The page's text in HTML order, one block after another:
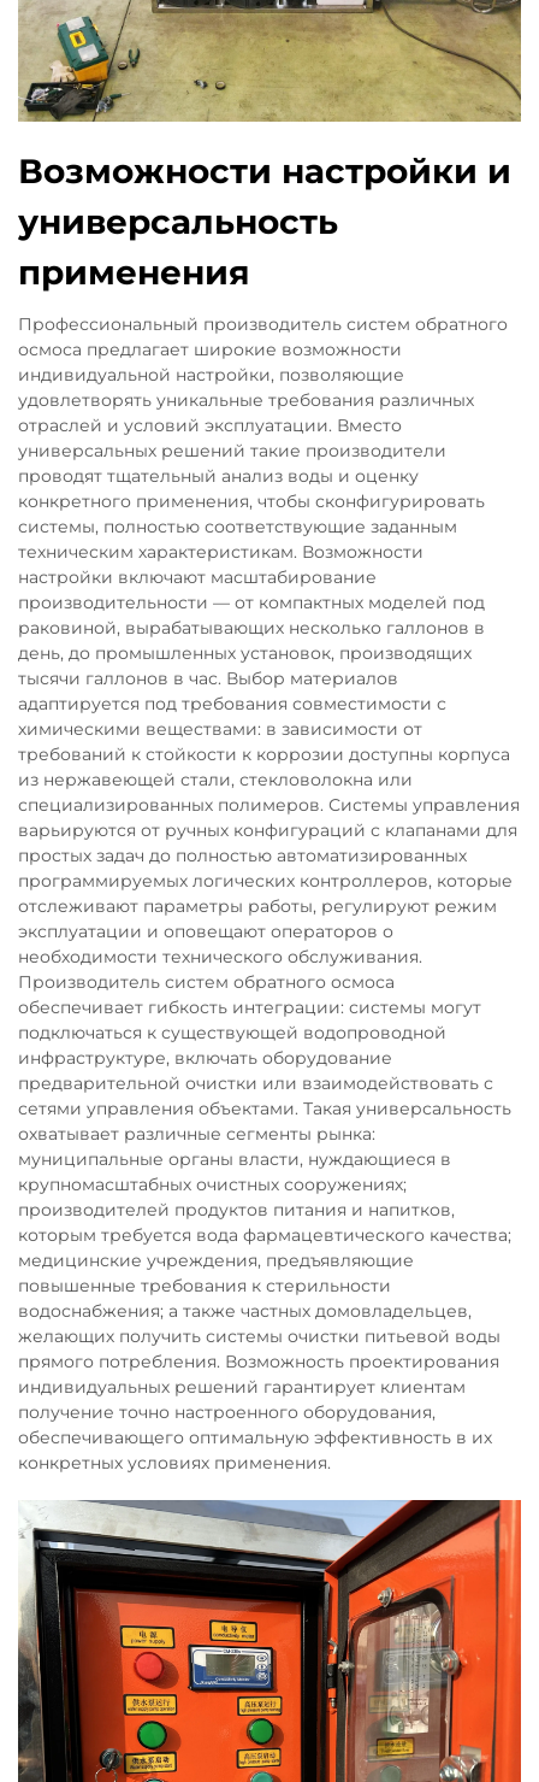
Возможности настройки и
универсальность
применения
Профессиональный производитель систем обратного
осмоса предлагает широкие возможности
индивидуальной настройки, позволяющие
удовлетворять уникальные требования различных
отраслей и условий эксплуатации. Вместо
универсальных решений такие производители
проводят тщательный анализ воды и оценку
конкретного применения, чтобы сконфигурировать
системы, полностью соответствующие заданным
техническим характеристикам. Возможности
настройки включают масштабирование
производительности — от компактных моделей под
раковиной, вырабатывающих несколько галлонов в
день, до промышленных установок, производящих
тысячи галлонов в час. Выбор материалов
адаптируется под требования совместимости с
химическими веществами: в зависимости от
требований к стойкости к коррозии доступны корпуса
из нержавеющей стали, стекловолокна или
специализированных полимеров. Системы управления
варьируются от ручных конфигураций с клапанами для
простых задач до полностью автоматизированных
программируемых логических контроллеров, которые
отслеживают параметры работы, регулируют режим
эксплуатации и оповещают операторов о
необходимости технического обслуживания.
Производитель систем обратного осмоса
обеспечивает гибкость интеграции: системы могут
подключаться к существующей водопроводной
инфраструктуре, включать оборудование
предварительной очистки или взаимодействовать с
сетями управления объектами. Такая универсальность
охватывает различные сегменты рынка:
муниципальные органы власти, нуждающиеся в
крупномасштабных очистных сооружениях;
производителей продуктов питания и напитков,
которым требуется вода фармацевтического качества;
медицинские учреждения, предъявляющие
повышенные требования к стерильности
водоснабжения; а также частных домовладельцев,
желающих получить системы очистки питьевой воды
прямого потребления. Возможность проектирования
индивидуальных решений гарантирует клиентам
получение точно настроенного оборудования,
обеспечивающего оптимальную эффективность в их
конкретных условиях применения.